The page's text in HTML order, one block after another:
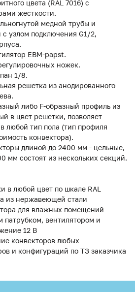
цвета (RAL 7016) с
жесткости.
медной трубы и
узлом подключения G1/2,
EBM-papst.
ножек.
1/8.
решетка из анодированного
либо F-образный профиль из
в цвет решетки, позволяет
любой тип пола (тип профиля
конвектора).
длиной до 2400 мм - цельные,
мм состоят из нескольких секций.
в любой цвет по шкале RAL
из нержавеющей стали
для влажных помещений
патрубком, вентилятором и
12 В
конвекторов любых
и конфигураций по ТЗ заказчика